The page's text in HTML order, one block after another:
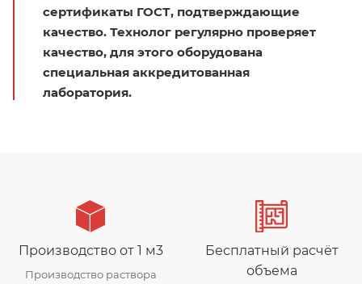
сертификаты ГОСТ, подтверждающие
качество. Технолог регулярно проверяет
качество, для этого оборудована
специальная аккредитованная
лаборатория.
Производство от 1 м3
Производство раствора
Бесплатный расчёт
объема